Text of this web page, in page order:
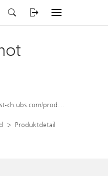
detail/index/isin/CH1562158225
Produktdetail